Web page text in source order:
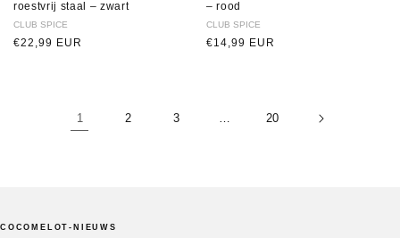
roestvrij staal – zwart
Verkoper:
CLUB SPICE
Normale
€22,99 EUR
– rood
Verkoper:
CLUB SPICE
Normale
€14,99 EUR
1 2 3 … 20
COCOMELOT-NIEUWS